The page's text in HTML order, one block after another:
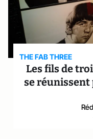
THE FAB THREE
Les fils de
se